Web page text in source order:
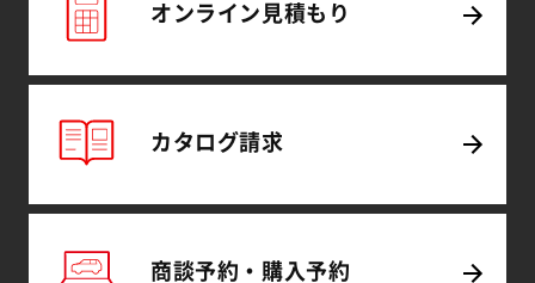
オンライン 見積もり
カタログ請求
商談予約・購入予約